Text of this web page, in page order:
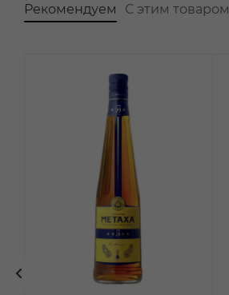
Рекомендуем С этим